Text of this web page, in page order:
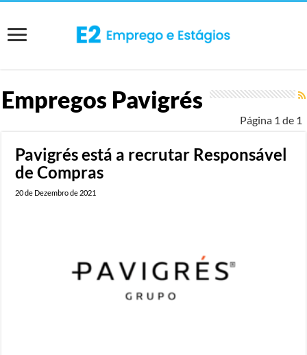
Empregos Pavigrés
Página 1 de 1
Pavigrés está a recrutar Responsável
de Compras
20 de Dezembro de 2021